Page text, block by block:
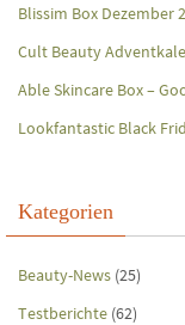
Blissim Box Dezember
Cult Beauty
Able Skincare Box –
Lookfantastic Black
Kategorien
Beauty-News (25)
Testberichte (62)